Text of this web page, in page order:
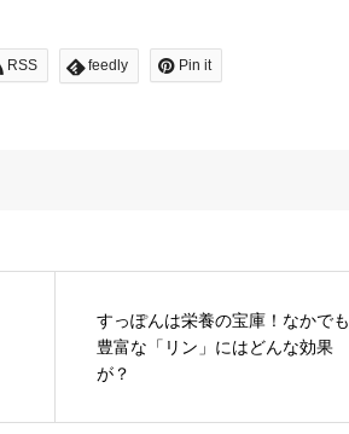
RSS feedly Pin it
すっぽんは栄養の宝庫！なかでも
豊富な「リン」にはどんな効果
が？